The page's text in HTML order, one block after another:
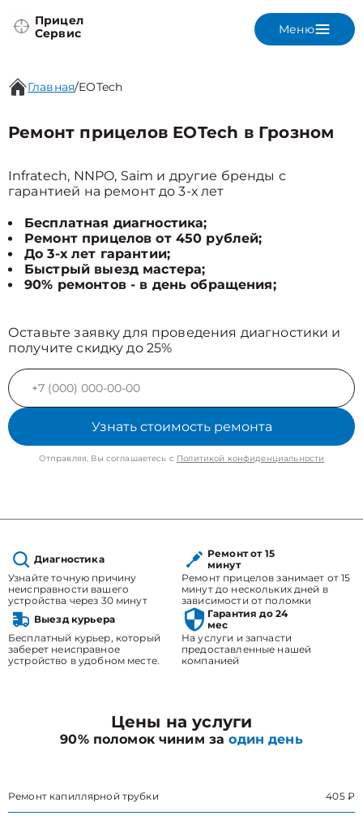
Прицел
Сервис
Меню
Главная/EOTech
Ремонт прицелов EOTech в Грозном
Infratech, NNPO, Saim и другие бренды с
гарантией на ремонт до 3-х лет
Бесплатная диагностика;
Ремонт прицелов от 450 рублей;
До 3-х лет гарантии;
Быстрый выезд мастера;
90% ремонтов - в день обращения;
Оставьте заявку для проведения диагностики и
получите скидку до 25%
Узнать стоимость ремонта
Отправляя, Вы соглашаетесь с Политикой конфиденциальности
Диагностика
Узнайте точную причину
неисправности вашего
устройства через 30 минут
Ремонт от 15
минут
Ремонт прицелов занимает от 15
минут до нескольких дней в
зависимости от поломки
Выезд курьера
Бесплатный курьер, который
заберет неисправное
устройство в удобном месте.
Гарантия до 24
мес
На услуги и запчасти
предоставленные нашей
компанией
Цены на услуги
90% поломок чиним заодин день
Ремонт капиллярной трубки 405 ₽